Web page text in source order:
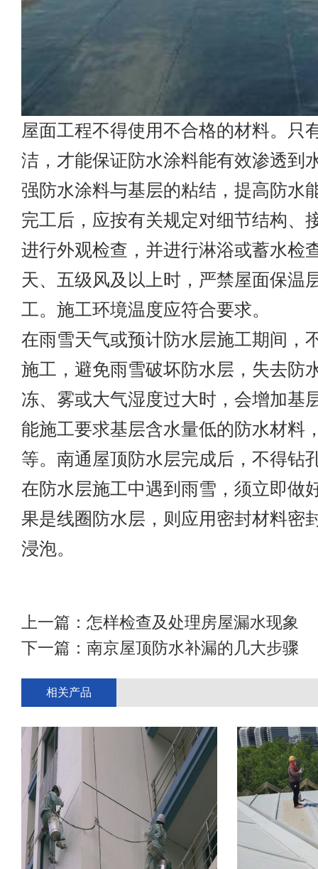
屋面工程不得使用不合格的材料。只
洁，才能保证防水涂料能有效渗透到
强防水涂料与基层的粘结，提高防水
完工后，应按有关规定对细节结构、
进行外观检查，并进行淋浴或蓄水检
天、五级风及以上时，严禁屋面保温
工。施工环境温度应符合要求。
在雨雪天气或预计防水层施工期间，
施工，避免雨雪破坏防水层，失去防
冻、雾或大气湿度过大时，会增加基
能施工要求基层含水量低的防水材料
等。南通屋顶防水层完成后，不得钻
在防水层施工中遇到雨雪，须立即做
果是线圈防水层，则应用密封材料密
浸泡。
上一篇： 怎样检查及处理房屋漏水现象
下一篇： 南京屋顶防水补漏的几大步骤
相关产品